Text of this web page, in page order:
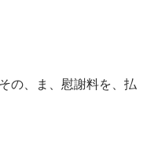
の、ま、慰謝料を、払